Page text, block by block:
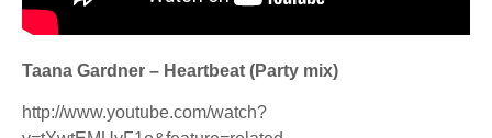
Taana Gardner – Heartbeat (Party mix)
http://www.youtube.com/watch?